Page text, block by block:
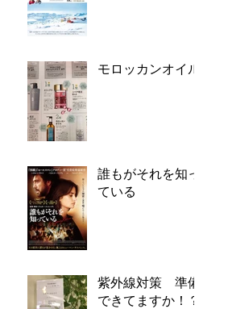
モロッカンオイル
誰もがそれを知っ
ている
紫外線対策 準備
できてますか！？